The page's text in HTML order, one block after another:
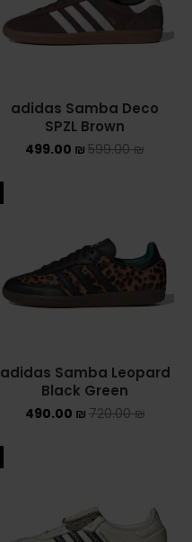
ASICS ONITSUKA TIGER
BALENCIAGA
DR MARTENS
NEW BALANCE
NEW BALANCE 1906R
NEW BALANCE 550
adidas Samba Deco
SPZL Brown
599.00₪
499.00 ₪
adidas Samba Leopard
Black Green
720.00₪
490.00 ₪